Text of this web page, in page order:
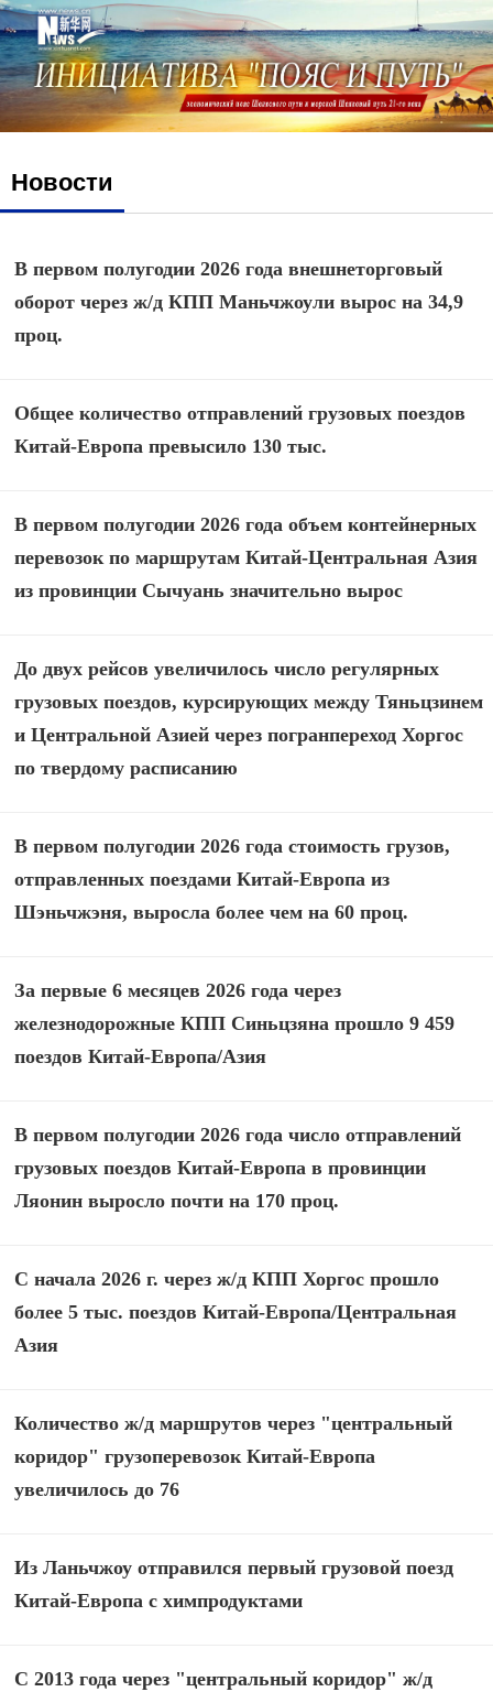
Новости
В первом полугодии 2026 года внешнеторговый
оборот через ж/д КПП Маньчжоули вырос на 34,9
проц.
Общее количество отправлений грузовых поездов
Китай-Европа превысило 130 тыс.
В первом полугодии 2026 года объем контейнерных
перевозок по маршрутам Китай-Центральная Азия
из провинции Сычуань значительно вырос
До двух рейсов увеличилось число регулярных
грузовых поездов, курсирующих между Тяньцзинем
и Центральной Азией через погранпереход Хоргос
по твердому расписанию
В первом полугодии 2026 года стоимость грузов,
отправленных поездами Китай-Европа из
Шэньчжэня, выросла более чем на 60 проц.
За первые 6 месяцев 2026 года через
железнодорожные КПП Синьцзяна прошло 9 459
поездов Китай-Европа/Азия
В первом полугодии 2026 года число отправлений
грузовых поездов Китай-Европа в провинции
Ляонин выросло почти на 170 проц.
С начала 2026 г. через ж/д КПП Хоргос прошло
более 5 тыс. поездов Китай-Европа/Центральная
Азия
Количество ж/д маршрутов через "центральный
коридор" грузоперевозок Китай-Европа
увеличилось до 76
Из Ланьчжоу отправился первый грузовой поезд
Китай-Европа с химпродуктами
С 2013 года через "центральный коридор" ж/д